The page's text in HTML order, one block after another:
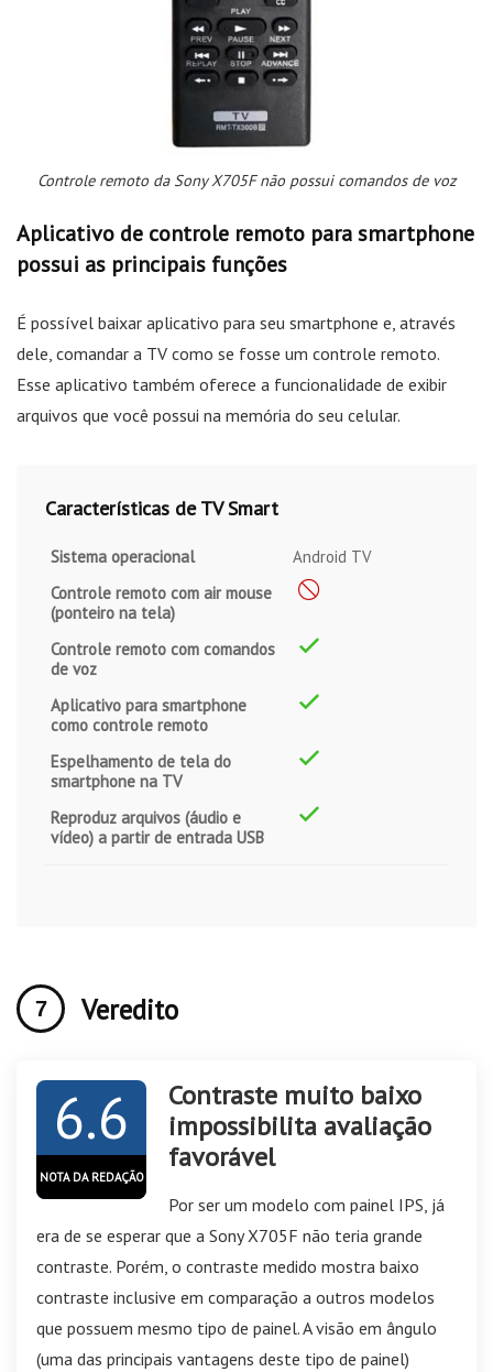
Controle remoto da Sony X705F não possui comandos de voz
Aplicativo de controle remoto para smartphone
possui as principais funções
É possível baixar aplicativo para seu smartphone e, através
dele, comandar a TV como se fosse um controle remoto.
Esse aplicativo também oferece a funcionalidade de exibir
arquivos que você possui na memória do seu celular.
Características de TV Smart
Sistema operacional
Android TV
Controle remoto com air mouse
(ponteiro na tela)
Controle remoto com comandos
de voz
Aplicativo para smartphone
como controle remoto
Espelhamento de tela do
smartphone na TV
Reproduz arquivos (áudio e
vídeo) a partir de entrada USB
Veredito
6.6
NOTA DA REDAÇÃO
Contraste muito baixo
impossibilita avaliação
favorável
Por ser um modelo com painel IPS, já
era de se esperar que a Sony X705F não teria grande
contraste. Porém, o contraste medido mostra baixo
contraste inclusive em comparação a outros modelos
que possuem mesmo tipo de painel. A visão em ângulo
(uma das principais vantagens deste tipo de painel)